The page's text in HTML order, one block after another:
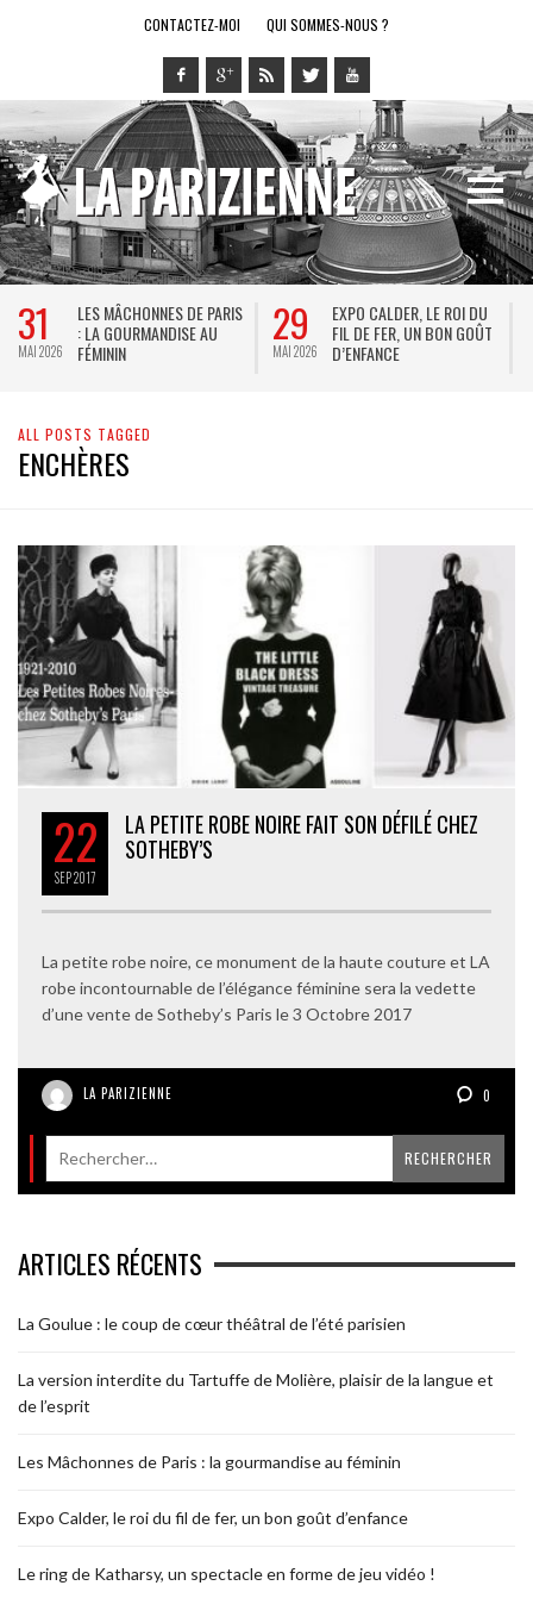
CONTACTEZ-MOI QUI SOMMES-NOUS ?
31
MAI 2026
LES MÂCHONNES DE PARIS
: LA GOURMANDISE AU
FÉMININ
29
MAI 2026
EXPO CALDER, LE ROI DU
FIL DE FER, UN BON GOÛT
D’ENFANCE
ALL POSTS TAGGED
ENCHÈRES
22
SEP2017
LA PETITE ROBE NOIRE FAIT SON DÉFILÉ CHEZ
SOTHEBY’S
La petite robe noire, ce monument de la haute couture et LA
robe incontournable de l’élégance féminine sera la vedette
d’une vente de Sotheby’s Paris le 3 Octobre 2017
LA PARIZIENNE 0
ARTICLES RÉCENTS
La Goulue : le coup de cœur théâtral de l’été parisien
La version interdite du Tartuffe de Molière, plaisir de la langue et
de l’esprit
Les Mâchonnes de Paris : la gourmandise au féminin
Expo Calder, le roi du fil de fer, un bon goût d’enfance
Le ring de Katharsy, un spectacle en forme de jeu vidéo !